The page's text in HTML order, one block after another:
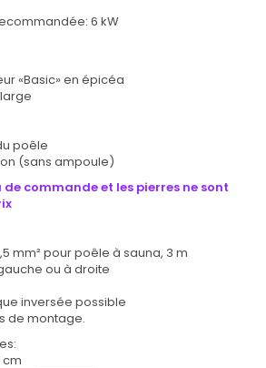
6 kW
«Basic» en épicéa
poêle
(sans ampoule)
de commande et les pierres ne sont
mm² pour poêle à sauna, 3 m
ou à droite
inversée possible
de montage.
cm